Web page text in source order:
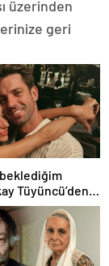
üzerinden
geri
Tüyüncü’den
aşk dolu 1. yıl